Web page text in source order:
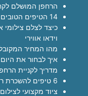
הרחפן המושלם
14 הטיפים הטובים ביותר על רחפנים מקצועיים וצילומי רחפן
כיצד לצלם צילומי
וידאו אווירי
מהו המחיר המקובל
איך לבחור את היום
מדריך לקניית
6 טיפים להשכרת רחפן לצילום אווירי
ציוד מקצועי